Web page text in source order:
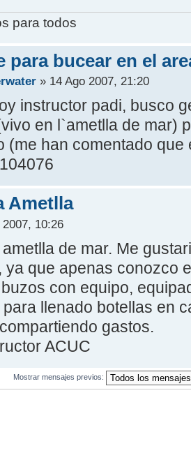
para todos
para bucear en el
» 14 Ago 2007, 21:20
instructor padi, busco
en l`ametlla de mar)
(me han comentado
Ametlla
10:26
de mar. Me
ya que apenas conozco
con equipo,
llenado botellas en
gastos.
ACUC
Mostrar mensajes previos: